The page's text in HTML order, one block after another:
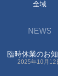
全域
NEWS
臨時休業のお
2025年10月12